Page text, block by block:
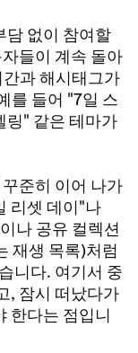
담 없이 참여할
들이 계속 돌아
과 해시태그가
를 들어 "7일 스
링" 같은 테마가
준히 이어 나가
리셋 데이"나
나 공유 컬렉션
재생 목록)처럼
니다. 여기서 중
, 잠시 떠났다가
한다는 점입니